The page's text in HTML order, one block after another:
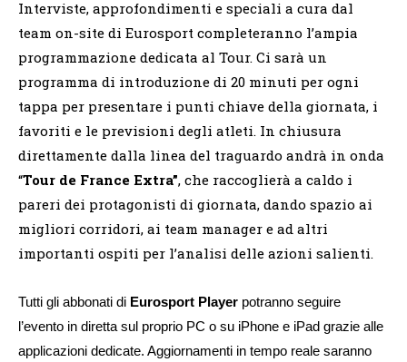
Interviste, approfondimenti e speciali a cura dal
team on-site di Eurosport completeranno l’ampia
programmazione dedicata al Tour. Ci sarà un
programma di introduzione di 20 minuti per ogni
tappa per presentare i punti chiave della giornata, i
favoriti e le previsioni degli atleti. In chiusura
direttamente dalla linea del traguardo andrà in onda
“Tour de France Extra”, che raccoglierà a caldo i
pareri dei protagonisti di giornata, dando spazio ai
migliori corridori, ai team manager e ad altri
importanti ospiti per l’analisi delle azioni salienti.
Tutti gli abbonati di Eurosport Player potranno seguire
l’evento in diretta sul proprio PC o su iPhone e iPad grazie alle
applicazioni dedicate. Aggiornamenti in tempo reale saranno